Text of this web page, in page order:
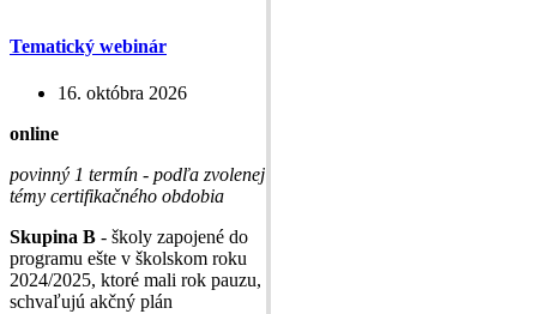
Tematický webinár
16. októbra 2026
online
povinný 1 termín - podľa zvolenej
témy certifikačného obdobia
Skupina B - školy zapojené do
programu ešte v školskom roku
2024/2025, ktoré mali rok pauzu,
schvaľujú akčný plán